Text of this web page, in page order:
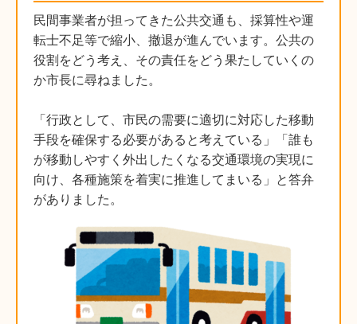
民間事業者が担ってきた公共交通も、採算性や運
転士不足等で縮小、撤退が進んでいます。公共の
役割をどう考え、その責任をどう果たしていくの
か市長に尋ねました。
「行政として、市民の需要に適切に対応した移動
手段を確保する必要があると考えている」「誰も
が移動しやすく外出したくなる交通環境の実現に
向け、各種施策を着実に推進してまいる」と答弁
がありました。